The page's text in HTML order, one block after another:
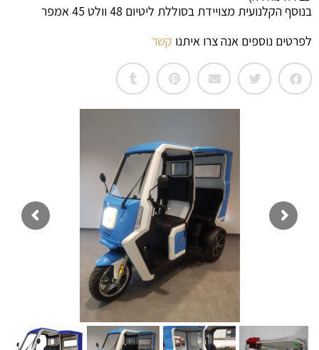
הקלנועית מצויידת בסוללת ליטיום 48 וולט 45 אמפר
נוספים אנה צרו איתנוקשר